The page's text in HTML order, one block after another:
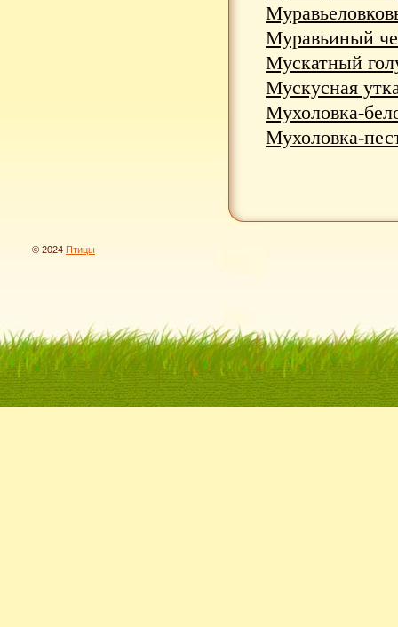
Муравьиный
Мускатный
Мускусная
Мухоловка-
Мухоловка-
© 2024 Птицы